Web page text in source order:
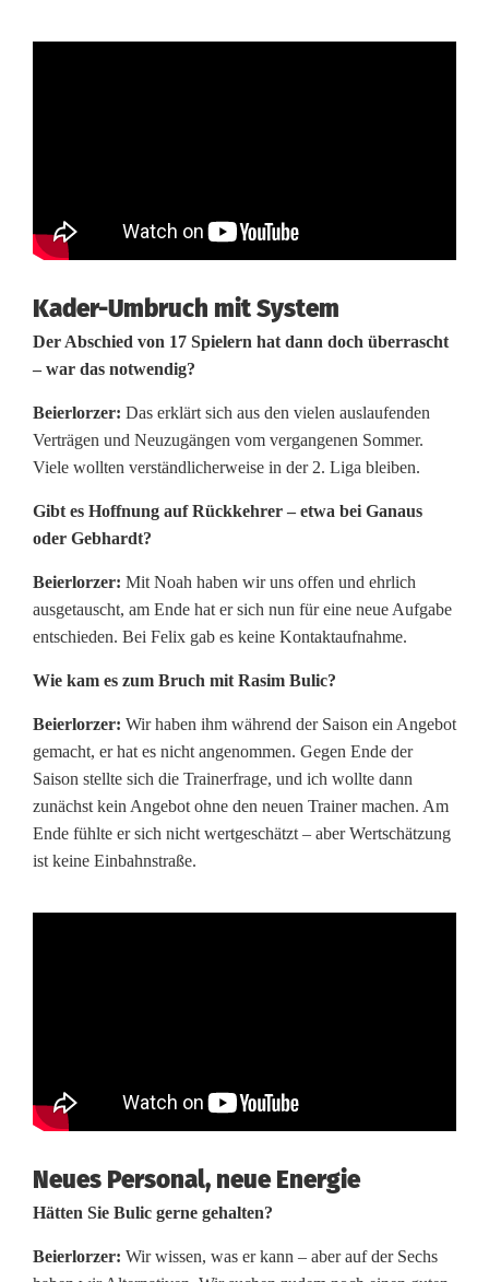
Kader-Umbruch mit System
Der Abschied von 17 Spielern hat dann doch überrascht
– war das notwendig?
Beierlorzer: Das erklärt sich aus den vielen auslaufenden
Verträgen und Neuzugängen vom vergangenen Sommer.
Viele wollten verständlicherweise in der 2. Liga bleiben.
Gibt es Hoffnung auf Rückkehrer – etwa bei Ganaus
oder Gebhardt?
Beierlorzer: Mit Noah haben wir uns offen und ehrlich
ausgetauscht, am Ende hat er sich nun für eine neue Aufgabe
entschieden. Bei Felix gab es keine Kontaktaufnahme.
Wie kam es zum Bruch mit Rasim Bulic?
Beierlorzer: Wir haben ihm während der Saison ein Angebot
gemacht, er hat es nicht angenommen. Gegen Ende der
Saison stellte sich die Trainerfrage, und ich wollte dann
zunächst kein Angebot ohne den neuen Trainer machen. Am
Ende fühlte er sich nicht wertgeschätzt – aber Wertschätzung
ist keine Einbahnstraße.
Neues Personal, neue Energie
Hätten Sie Bulic gerne gehalten?
Beierlorzer: Wir wissen, was er kann – aber auf der Sechs